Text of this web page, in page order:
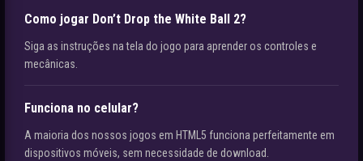
Como jogar Don’t Drop the White Ball 2?
Siga as instruções na tela do jogo para aprender os controles e
mecânicas.
Funciona no celular?
A maioria dos nossos jogos em HTML5 funciona perfeitamente em
dispositivos móveis, sem necessidade de download.